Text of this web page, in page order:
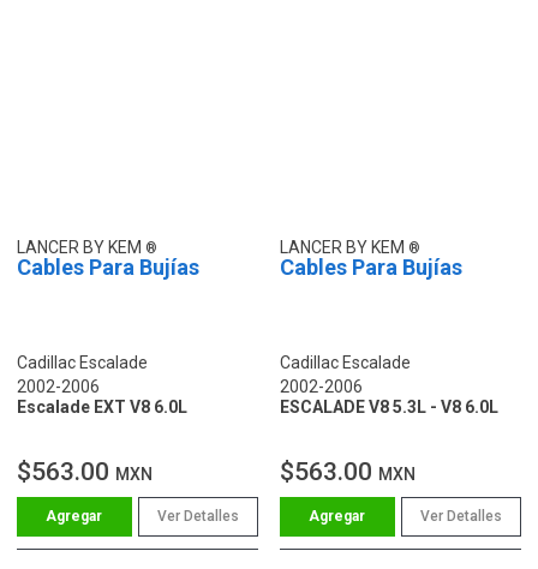
LANCER BY KEM
Cables Para Bujías
Cadillac Escalade
2002-2006
Escalade EXT V8 6.0L
$563.00 MXN
Ver Detalles
LANCER BY KEM
Cables Para Bujías
Cadillac Escalade
2002-2006
ESCALADE V8 5.3L - V8 6.0L
$563.00 MXN
Ver Detalles